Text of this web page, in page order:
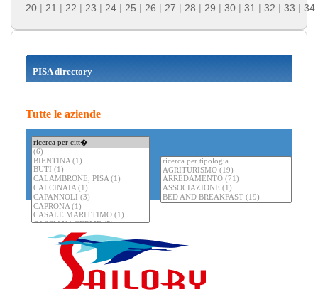
20 | 21 | 22 | 23 | 24 | 25 | 26 | 27 | 28 | 29 | 30 | 31 | 32 | 33 | 34
PISA directory
Tutte le aziende